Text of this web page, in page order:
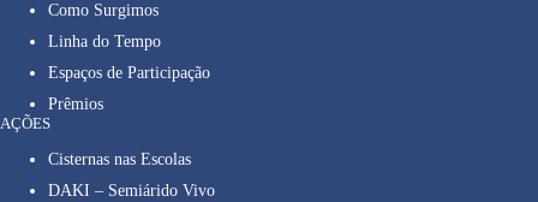
Como Surgimos
Linha do Tempo
Espaços de Participação
Prêmios
AÇÕES
Cisternas nas Escolas
DAKI – Semiárido Vivo